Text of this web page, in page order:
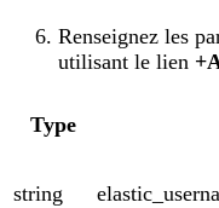
Renseignez les
utilisant le lien
Type
string